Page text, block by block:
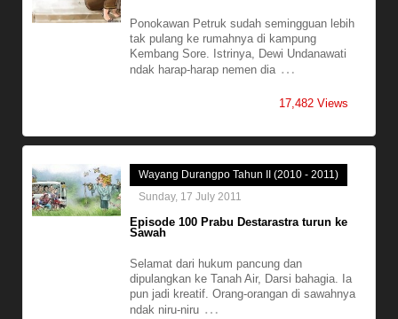
Ponokawan Petruk sudah semingguan lebih
tak pulang ke rumahnya di kampung
Kembang Sore. Istrinya, Dewi Undanawati
ndak harap-harap nemen dia …
17,482 Views
Wayang Durangpo Tahun II (2010 - 2011)
Sunday, 17 July 2011
Episode 100 Prabu Destarastra turun ke
Sawah
Selamat dari hukum pancung dan
dipulangkan ke Tanah Air, Darsi bahagia. Ia
pun jadi kreatif. Orang-orangan di sawahnya
ndak niru-niru …